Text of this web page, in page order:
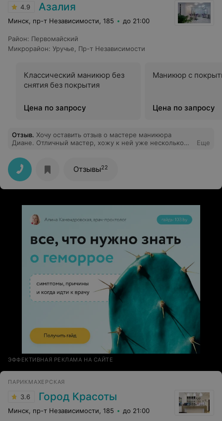
4.9 Азалия
Минск, пр-т Независимости, 185 до 21:00
Район: Первомайский
Микрорайон: Уручье Пр-т Независимости
Классический маникюр без
снятия без покрытия
Цена по запросу
Маникюр с
Цена по запросу
Отзыв. Хочу оставить отзыв о мастере маникюра
Диане. Отличный мастер, хожу к ней уже несколько
педикюр, всегда быстро и качественно. Для тех, кто
боится аппаратного педикюр и предпочитает
классический - советую попробовать аппаратный, ваша
ногтевая пластина не пострадает в руках опытного
мастера Дианы! В целом салон очень уютный и
большая палитра гель-лаков, удобное кресло для
педикюра, в котором можно по-царски разместиться
во время процедуры, вкусный кофе, которым меня
тех, кто еще думает, где сделать красивые ноготочки,
очень рекомендую мастера Диану :)
Еще
Отзывы22
ЭФФЕКТИВНАЯ РЕКЛАМА НА САЙТЕ
ПАРИКМАХЕРСКАЯ
3.6 Город Красоты
Минск, пр-т Независимости, 185 до 21:00